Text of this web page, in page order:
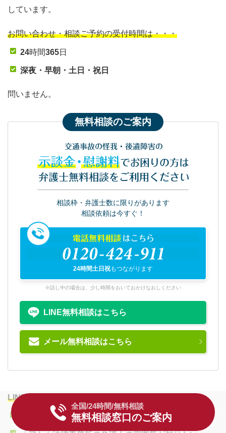
しています。
お問い合わせ・相談ご予約の受付時間は・・・
24時間365日
深夜・早朝・土日・祝日
問いません。
無料相談のご案内
交通事故の怪我・後遺障害の
示談金・慰謝料でお困りの方は
弁護士無料相談をご利用ください
相談枠・弁護士数に限りがあります
相談依頼は今すぐ！
電話無料相談はこちら
0120-424-911
24時間土日祝もつながります
※話し中の場合は、少し時間をおいておかけなおしください
LINE無料相談はこちら
メール無料相談はこちら
LINE相談
「事務所まで来所する時間的余裕はない」
全国/24時間/無料相談
無料相談窓口のご案内